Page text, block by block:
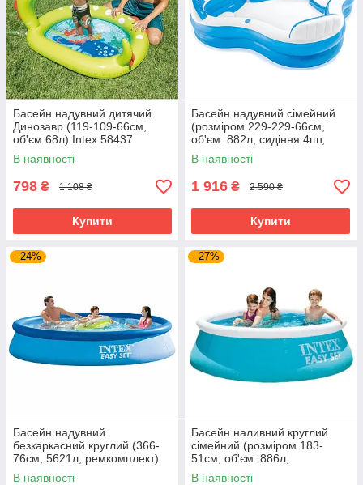
Басейн надувний дитячий
Динозавр (119-109-66см,
об'єм 68л) Intex 58437
В наявності
798 ₴ 1 108 ₴
Купити
Басейн надувний сімейний
(розміром 229-229-66см,
об'єм: 882л, сидіння 4шт,
підсклянники 2шт) Intex
56475
В наявності
1 916 ₴ 2 590 ₴
Купити
–24%
Басейн надувний
безкаркасний круглий (366-
76см, 5621л, ремкомплект)
Intex 28130 Блакитний
В наявності
–27%
Басейн наливний круглий
сімейний (розміром 183-
51см, об'єм: 886л,
ремкомплект) Intex 28101
В наявності